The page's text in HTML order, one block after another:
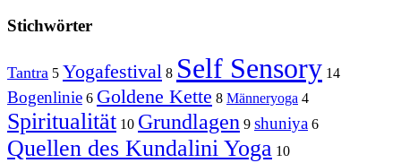
Stichwörter
Tantra 5 Yogafestival 8 Self Sensory 14
Bogenlinie 6 Goldene Kette 8 Männeryoga 4
Spiritualität 10 Grundlagen 9 shuniya 6
Quellen des Kundalini Yoga 10